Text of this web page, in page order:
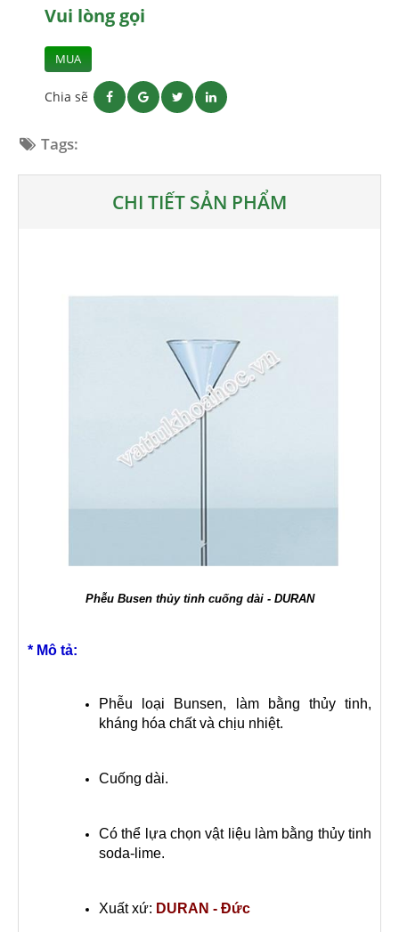
Vui lòng gọi
MUA
Chia sẽ
Tags:
CHI TIẾT SẢN PHẨM
Phễu Busen thủy tinh cuống dài - DURAN
* Mô tả:
Phễu loại Bunsen, làm bằng thủy tinh,
kháng hóa chất và chịu nhiệt.
Cuống dài.
Có thể lựa chọn vật liệu làm bằng thủy tinh
soda-lime.
Xuất xứ: DURAN - Đức